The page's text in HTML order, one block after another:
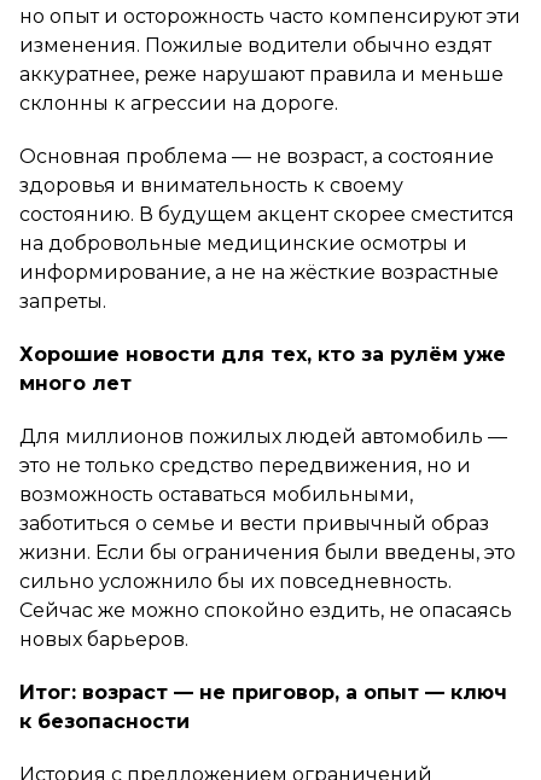
но опыт и осторожность часто компенсируют эти
изменения. Пожилые водители обычно ездят
аккуратнее, реже нарушают правила и меньше
склонны к агрессии на дороге.
Основная проблема — не возраст, а состояние
здоровья и внимательность к своему
состоянию. В будущем акцент скорее сместится
на добровольные медицинские осмотры и
информирование, а не на жёсткие возрастные
запреты.
Хорошие новости для тех, кто за рулём уже
много лет
Для миллионов пожилых людей автомобиль —
это не только средство передвижения, но и
возможность оставаться мобильными,
заботиться о семье и вести привычный образ
жизни. Если бы ограничения были введены, это
сильно усложнило бы их повседневность.
Сейчас же можно спокойно ездить, не опасаясь
новых барьеров.
Итог: возраст — не приговор, а опыт — ключ
к безопасности
История с предложением ограничений